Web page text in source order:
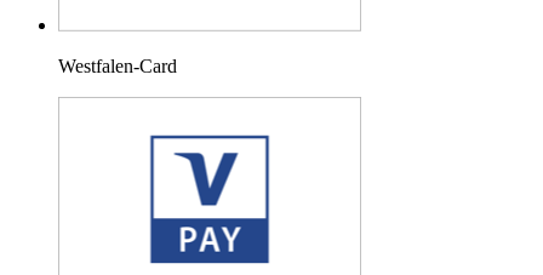
Westfalen-Card